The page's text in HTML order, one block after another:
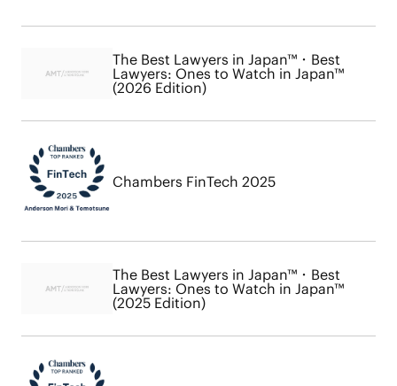
The Best Lawyers in Japan™・Best
Lawyers: Ones to Watch in Japan™
(2026 Edition)
Chambers FinTech 2025
The Best Lawyers in Japan™・Best
Lawyers: Ones to Watch in Japan™
(2025 Edition)